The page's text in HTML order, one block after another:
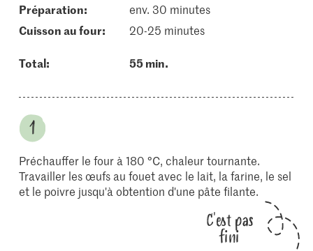
Préparation:
env. 30 minutes
cuisson au four:
20-25 minutes
Total: 55 min.
Préchauffer le four à 180 °C, chaleur tournante.
Travailler les œufs au fouet avec le lait, la farine, le sel
et le poivre jusqu'à obtention d'une pâte filante.
C'est pas
fini